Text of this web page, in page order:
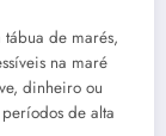
de marés,
na maré
dinheiro ou
de alta